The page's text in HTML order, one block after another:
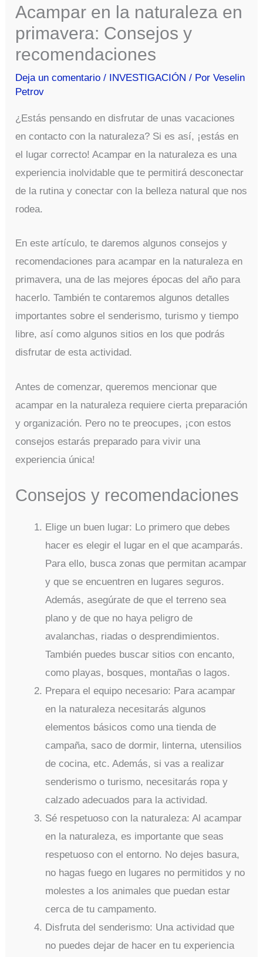
Acampar en la naturaleza en
primavera: Consejos y
recomendaciones
Deja un comentario / INVESTIGACIÓN / PorVeselin
Petrov
¿Estás pensando en disfrutar de unas vacaciones
en contacto con la naturaleza? Si es así, ¡estás en
el lugar correcto! Acampar en la naturaleza es una
experiencia inolvidable que te permitirá desconectar
de la rutina y conectar con la belleza natural que nos
rodea.
En este artículo, te daremos algunos consejos y
recomendaciones para acampar en la naturaleza en
primavera, una de las mejores épocas del año para
hacerlo. También te contaremos algunos detalles
importantes sobre el senderismo, turismo y tiempo
libre, así como algunos sitios en los que podrás
disfrutar de esta actividad.
Antes de comenzar, queremos mencionar que
acampar en la naturaleza requiere cierta preparación
y organización. Pero no te preocupes, ¡con estos
consejos estarás preparado para vivir una
experiencia única!
Consejos y recomendaciones
Elige un buen lugar: Lo primero que debes
hacer es elegir el lugar en el que acamparás.
Para ello, busca zonas que permitan acampar
y que se encuentren en lugares seguros.
Además, asegúrate de que el terreno sea
plano y de que no haya peligro de
avalanchas, riadas o desprendimientos.
También puedes buscar sitios con encanto,
como playas, bosques, montañas o lagos.
Prepara el equipo necesario: Para acampar
en la naturaleza necesitarás algunos
elementos básicos como una tienda de
campaña, saco de dormir, linterna, utensilios
de cocina, etc. Además, si vas a realizar
senderismo o turismo, necesitarás ropa y
calzado adecuados para la actividad.
Sé respetuoso con la naturaleza: Al acampar
en la naturaleza, es importante que seas
respetuoso con el entorno. No dejes basura,
no hagas fuego en lugares no permitidos y no
molestes a los animales que puedan estar
cerca de tu campamento.
Disfruta del senderismo: Una actividad que
no puedes dejar de hacer en tu experiencia